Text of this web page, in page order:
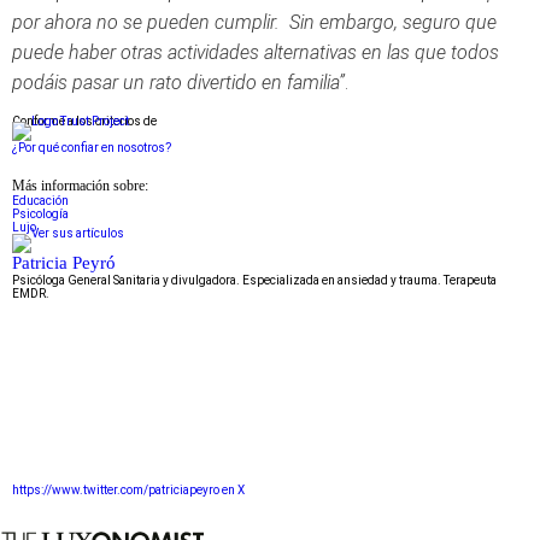
por ahora no se pueden cumplir. Sin embargo, seguro que
puede haber otras actividades alternativas en las que todos
podáis pasar un rato divertido en familia”.
Conforme a los criterios de
¿Por qué confiar en nosotros?
Más información sobre:
Educación
Psicología
Lujo
Patricia Peyró
Psicóloga General Sanitaria y divulgadora. Especializada en ansiedad y trauma. Terapeuta
EMDR.
https://www.twitter.com/patriciapeyro en X